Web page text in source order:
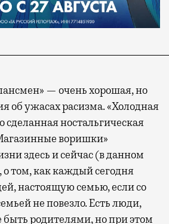
— очень хорошая, но
об ужасах расизма. «Холодная
сделанная ностальгическая
воришки»
здесь и сейчас (в данном
том, как каждый сегодня
настоящую семью, если со
не повезло. Есть люди,
родителями, но при этом